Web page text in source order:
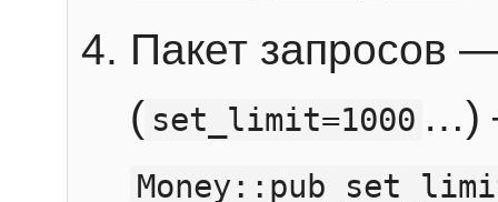
Пакет запросов
( set_limit=1000 …)